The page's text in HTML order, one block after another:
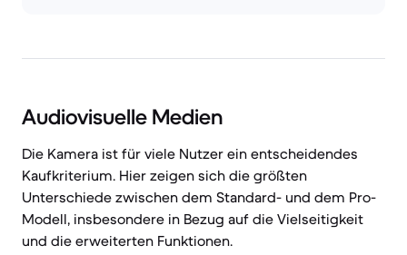
Audiovisuelle Medien
Die Kamera ist für viele Nutzer ein entscheidendes
Kaufkriterium. Hier zeigen sich die größten
Unterschiede zwischen dem Standard- und dem Pro-
Modell, insbesondere in Bezug auf die Vielseitigkeit
und die erweiterten Funktionen.